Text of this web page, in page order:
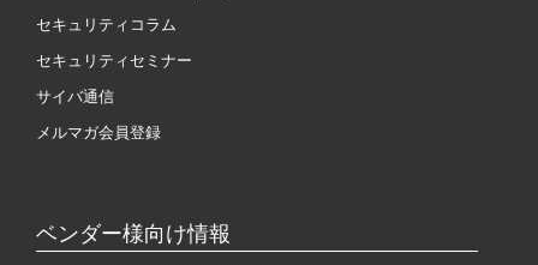
セキュリティコラム
セキュリティセミナー
サイバ通信
メルマガ会員登録
ベンダー様向け情報